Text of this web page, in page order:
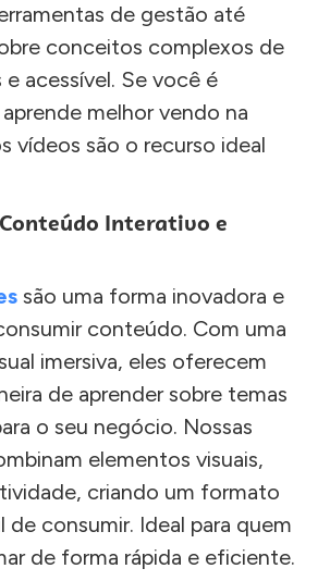
de gestão até
conceitos complexos de
acessível. Se você é
melhor vendo na
vídeos são o recurso ideal
Interativo e
são uma forma inovadora e
conteúdo. Com uma
imersiva, eles oferecem
de aprender sobre temas
o seu negócio. Nossas
elementos visuais,
criando um formato
consumir. Ideal para quem
de forma rápida e eficiente.